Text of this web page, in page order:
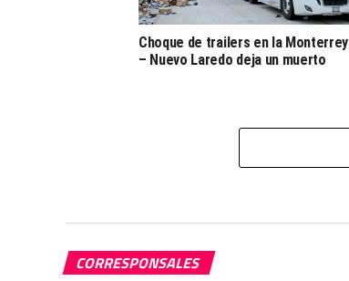
Choque de trailers en la Monterrey
– Nuevo Laredo deja un muerto
CORRESPONSALES